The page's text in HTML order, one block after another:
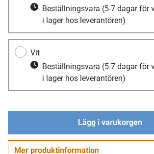
Beställningsvara (5-7 dagar för
i lager hos leverantören)
Vit
Beställningsvara (5-7 dagar för
i lager hos leverantören)
Lägg i varukorgen
Mer produktinformation